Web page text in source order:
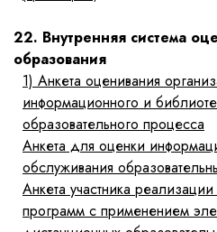
22. Внутренняя система
образования
1) Анкета оценивания
информационного и
образовательного процесса
Анкета для оценки
обслуживания
Анкета участника
программ с применением